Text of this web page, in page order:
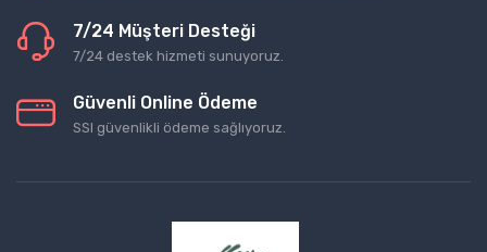
7/24 Müşteri Desteği
7/24 destek hizmeti sunuyoruz.
Güvenli Online Ödeme
SSl güvenlikli ödeme sağlıyoruz.